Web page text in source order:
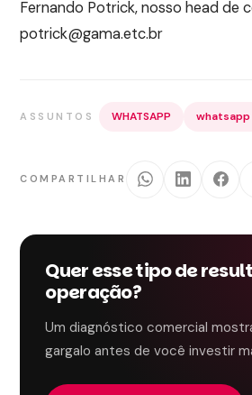
Fernando Potrick, nosso head de
potrick@gama.etc.br
ASSUNTOS WHATSAPP whatsapp
COMPARTILHAR
Quer esse tipo de
operação?
Um diagnóstico comercial
gargalo antes de você investir